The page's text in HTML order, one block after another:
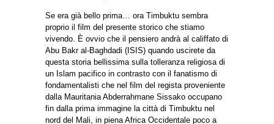
Se era già bello prima… ora Timbuktu sembra
proprio il film del presente storico che stiamo
vivendo. È ovvio che il pensiero andrà al califfato di
Abu Bakr al-Baghdadi (ISIS) quando uscirete da
questa storia bellissima sulla tolleranza religiosa di
un Islam pacifico in contrasto con il fanatismo di
fondamentalisti che nel film del regista proveniente
dalla Mauritania Abderrahmane Sissako occupano
fin dalla prima immagine la città di Timbuktu nel
nord del Mali, in piena Africa Occidentale poco a